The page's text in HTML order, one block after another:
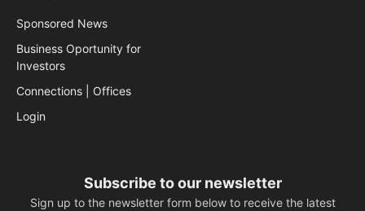
Sponsored News
Business Oportunity for
Investors
Connections | Offices
Login
Subscribe to our newsletter
Sign up to the newsletter form below to receive the latest